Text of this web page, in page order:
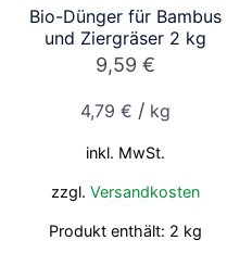
Bio-Dünger für Bambus
und Ziergräser 2 kg
9,59 €
4,79 € / kg
inkl. MwSt.
zzgl. Versandkosten
Produkt enthält: 2 kg